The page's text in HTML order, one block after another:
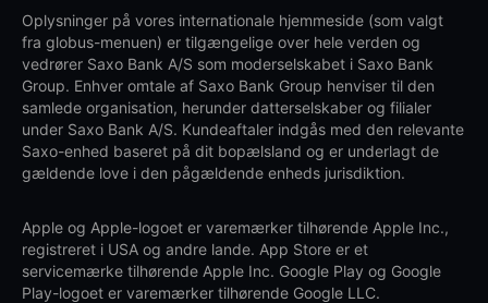
Oplysninger på vores internationale hjemmeside (som valgt
fra globus-menuen) er tilgængelige over hele verden og
vedrører Saxo Bank A/S som moderselskabet i Saxo Bank
Group. Enhver omtale af Saxo Bank Group henviser til den
samlede organisation, herunder datterselskaber og filialer
under Saxo Bank A/S. Kundeaftaler indgås med den relevante
Saxo-enhed baseret på dit bopælsland og er underlagt de
gældende love i den pågældende enheds jurisdiktion.
Apple og Apple-logoet er varemærker tilhørende Apple Inc.,
registreret i USA og andre lande. App Store er et
servicemærke tilhørende Apple Inc. Google Play og Google
Play-logoet er varemærker tilhørende Google LLC.